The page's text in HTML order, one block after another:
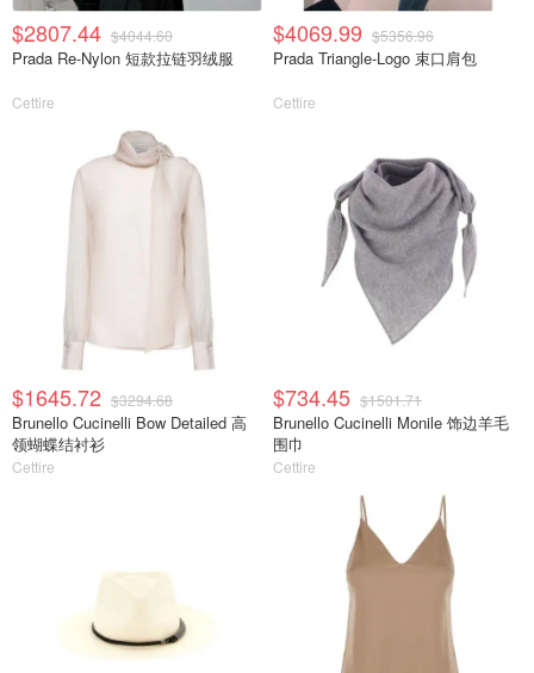
$2807.44 $4044.60
Prada Re-Nylon 短款拉链羽绒服
Cettire
$4069.99 $5356.96
Prada Triangle-Logo 束口肩包
Cettire
$1645.72 $3294.68
Brunello Cucinelli Bow Detailed 高
领蝴蝶结衬衫
Cettire
$734.45 $1501.71
Brunello Cucinelli Monile 饰边羊毛
围巾
Cettire